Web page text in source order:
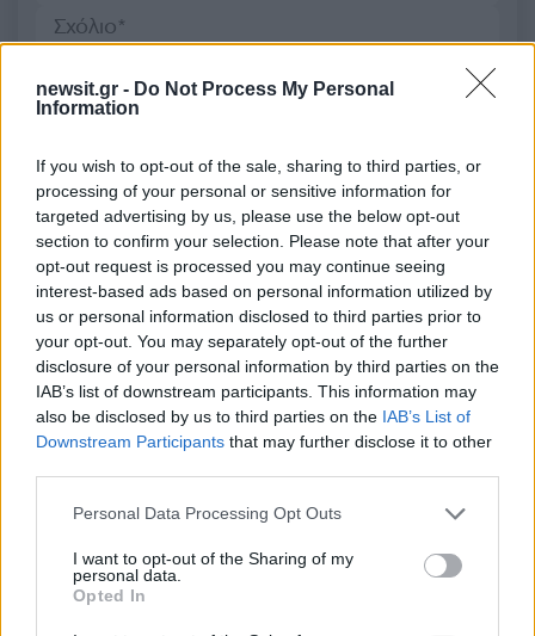
newsit.gr - Do Not Process My Personal
Information
If you wish to opt-out of the sale, sharing to third parties, or
processing of your personal or sensitive information for
targeted advertising by us, please use the below opt-out
section to confirm your selection. Please note that after your
opt-out request is processed you may continue seeing
interest-based ads based on personal information utilized by
us or personal information disclosed to third parties prior to
your opt-out. You may separately opt-out of the further
disclosure of your personal information by third parties on the
IAB’s list of downstream participants. This information may
also be disclosed by us to third parties on the IAB’s List of
Downstream Participants that may further disclose it to other
Please note that this website/app uses one or more Google
not limited to your visit or usage behaviour. You may click to
grant or deny consent to Google and its third-party tags to
use your data for below specified purposes in below Google
Personal Data Processing Opt Outs
I want to opt-out of the Sharing of my
personal data.
Opted In
Υποβολή σχολίου
Όροι Χρήσης. Το site προστατεύεται από reCAPTCHA, ισχύουν
Πολιτική Απορρήτου&Όροι Χρήσης της Google.
Lifestyle
ΚΩΣΤΑΣ ΦΑΛΕΛΑΚΗΣ
ΜΗΝΑΣ ΧΑΤΖΗΣΑΒΒΑΣ
Share:
Ακολουθήστε το Νewsit.gr στοGoogle Newsκαι
ενημερωθείτε πρώτοι για όλη την ειδησεογραφία και τα